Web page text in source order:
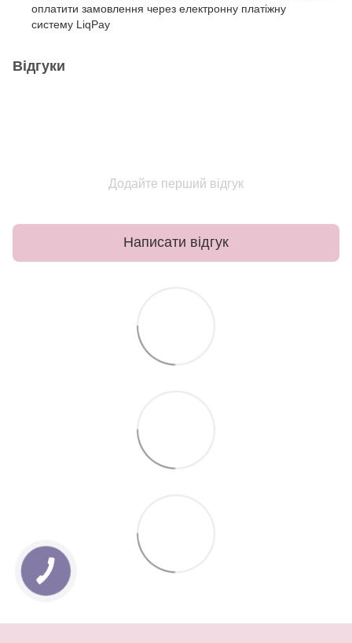
оплатити замовлення через електронну платіжну
систему LiqPay
Відгуки
Додайте перший відгук
Написати відгук